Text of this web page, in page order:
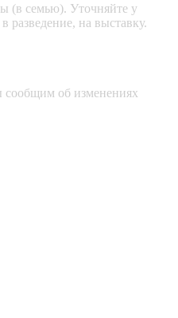
(в семью). Уточняйте у
разведение, на выставку.
об изменениях